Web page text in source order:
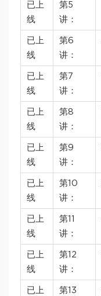
已上
线
第5
讲：
已上
线
第6
讲：
已上
线
第7
讲：
已上
线
第8
讲：
已上
线
第9
讲：
已上
线
第10
讲：
已上
线
第11
讲：
已上
线
第12
讲：
已上
第13